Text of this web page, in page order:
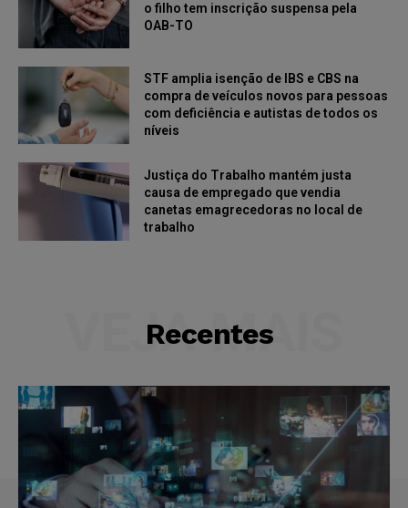
o filho tem inscrição suspensa pela
OAB-TO
STF amplia isenção de IBS e CBS na
compra de veículos novos para pessoas
com deficiência e autistas de todos os
níveis
Justiça do Trabalho mantém justa
causa de empregado que vendia
canetas emagrecedoras no local de
trabalho
Recentes
VEJA MAIS